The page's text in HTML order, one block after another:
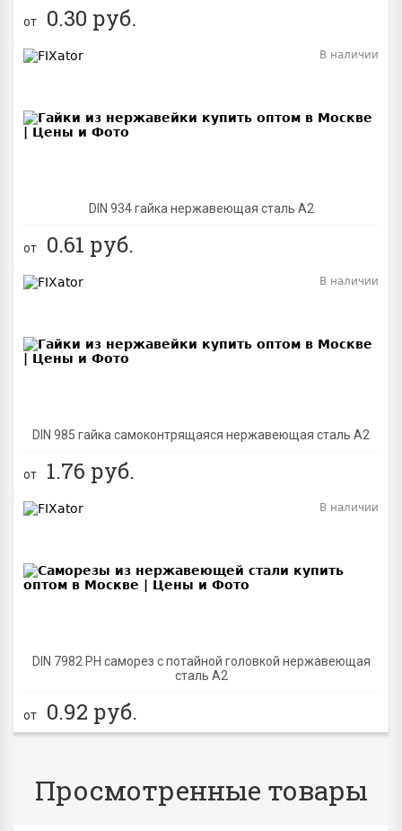
от 0.30 руб.
DIN 934 гайка нержавеющая сталь A2
В наличии
от 0.61 руб.
DIN 985 гайка самоконтрящаяся нержавеющая сталь A2
В наличии
от 1.76 руб.
DIN 7982 PH саморез с потайной головкой нержавеющая
сталь A2
В наличии
от 0.92 руб.
Просмотренные товары